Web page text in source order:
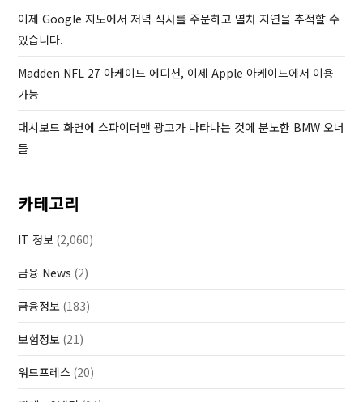
이제 Google 지도에서 저녁 식사를 주문하고 열차 지연을 추적할 수
있습니다.
Madden NFL 27 아케이드 에디션, 이제 Apple 아케이드에서 이용
가능
대시보드 화면에 스파이더맨 광고가 나타나는 것에 분노한 BMW 오너
들
카테고리
IT 정보 (2,060)
금융 News (2)
금융정보 (183)
보험정보 (21)
워드프레스 (20)